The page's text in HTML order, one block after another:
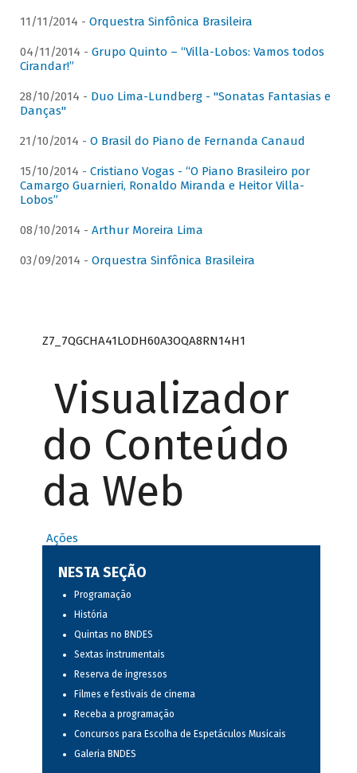
11/11/2014 - Orquestra Sinfônica Brasileira
04/11/2014 - Grupo Quinto – “Villa-Lobos: Vamos todos
Cirandar!”
28/10/2014 - Duo Lima-Lundberg - "Sonatas Fantasias e
Danças"
21/10/2014 - O Brasil do Piano de Fernanda Canaud
15/10/2014 - Cristiano Vogas - “O Piano Brasileiro por
Camargo Guarnieri, Ronaldo Miranda e Heitor Villa-
Lobos”
08/10/2014 - Arthur Moreira Lima
03/09/2014 - Orquestra Sinfônica Brasileira
Z7_7QGCHA41LODH60A3OQA8RN14H1
Visualizador
do Conteúdo
da Web
Ações
NESTA SEÇÃO
Programação
História
Quintas no BNDES
Sextas instrumentais
Reserva de ingressos
Filmes e festivais de cinema
Receba a programação
Concursos para Escolha de Espetáculos Musicais
Galeria BNDES